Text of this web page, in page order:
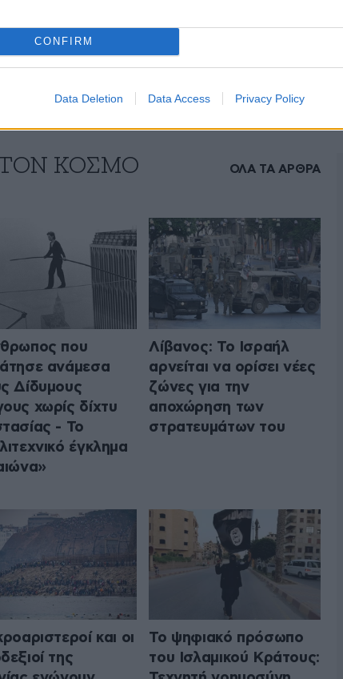
CONFIRM
Data Deletion Data Access Privacy Policy
συμβάν και τι μπορεί να οδήγησε σε αυτή την
ΤΟΝ ΚΟΣΜΟ ΟΛΑ ΤΑ ΑΡΘΡΑ
που
ανάμεσα
Δίδυμους
χωρίς δίχτυ
- Το
έγκλημα
Λίβανος: Το Ισραήλ
αρνείται να ορίσει νέες
ζώνες για την
αποχώρηση των
στρατευμάτων του
και οι
της
Το ψηφιακό πρόσωπο
του Ισλαμικού Κράτους: